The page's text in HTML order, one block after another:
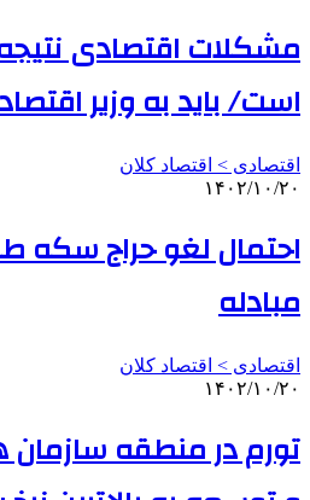
مشکلات اقتصادی نتیجه
است/ باید به وزیر
اقتصادی > اقتصاد کلان
۱۴۰۲/۱۰/۲۰
احتمال لغو حراج سکه
مبادله
اقتصادی > اقتصاد کلان
۱۴۰۲/۱۰/۲۰
تورم در منطقه